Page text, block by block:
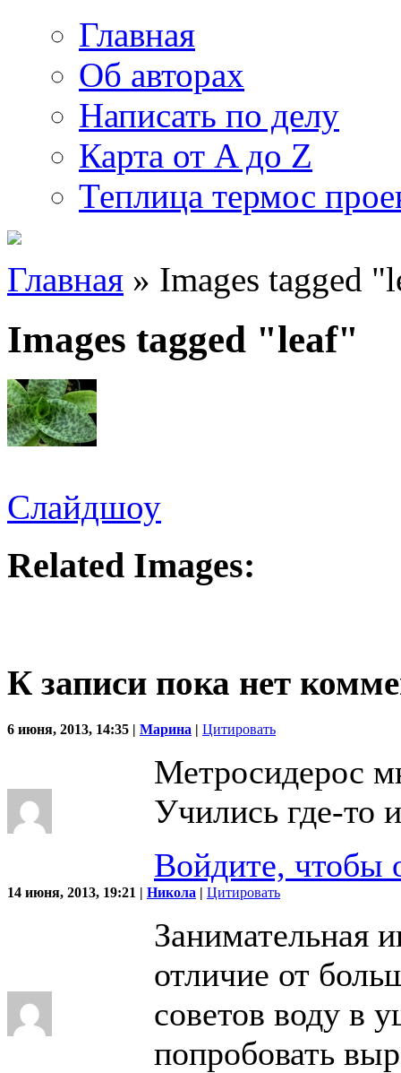
Главная
Об авторах
Написать по делу
Карта от A до Z
Теплица термос
Главная » Images tagged
Images tagged "leaf"
Слайдшоу
Related Images:
К записи пока нет
6 июня, 2013, 14:35 | Марина | Цитировать
Метросидерос
Учились где-то
Войдите, чтобы
14 июня, 2013, 19:21 | Никола | Цитировать
Занимательная
отличие от
советов воду в
попробовать